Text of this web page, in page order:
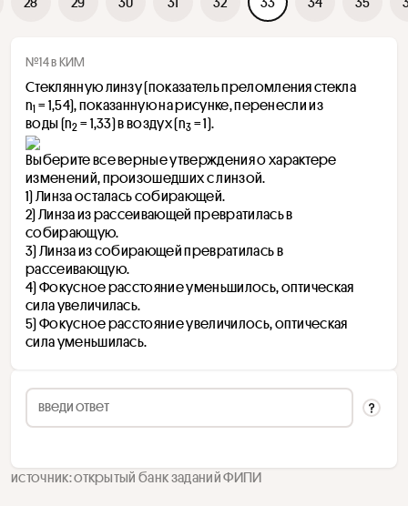
№14 в КИМ
Стеклянную линзу (показатель преломления стекла
n1 = 1,54), показанную на рисунке, перенесли из
воды (n2 = 1,33) в воздух (n3 = 1).
Выберите все верные утверждения о характере
изменений, произошедших с линзой.
1) Линза осталась собирающей.
2) Линза из рассеивающей превратилась в
собирающую.
3) Линза из собирающей превратилась в
рассеивающую.
4) Фокусное расстояние уменьшилось, оптическая
сила увеличилась.
5) Фокусное расстояние увеличилось, оптическая
сила уменьшилась.
источник: открытый банк заданий ФИПИ